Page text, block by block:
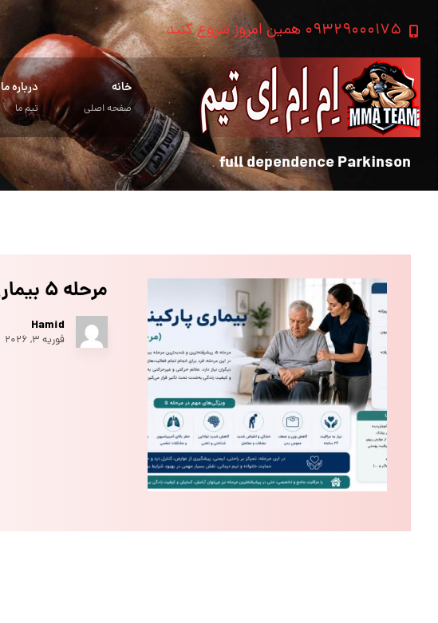
۰۹۳۲۹۰۰۰۱۷۵ همین امروز شروع کنید
خانه
صفحه اصلی
درباره ما
تیم ما
full dependence Parkinson
مرحله ۵ بیماری پارکینسون
Hamid
فوریه ۳, ۲۰۲۶